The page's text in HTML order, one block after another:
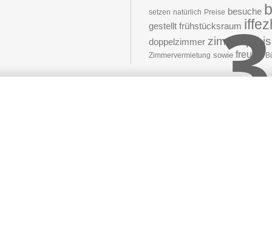
setzen natürlich Preise besuche
gestellt frühstücksraum
doppelzimmer
Zimmervermietung sowie freuen